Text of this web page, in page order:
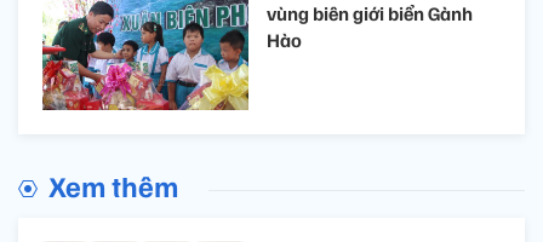
vùng biên giới biển Gành
Hào
Xem thêm